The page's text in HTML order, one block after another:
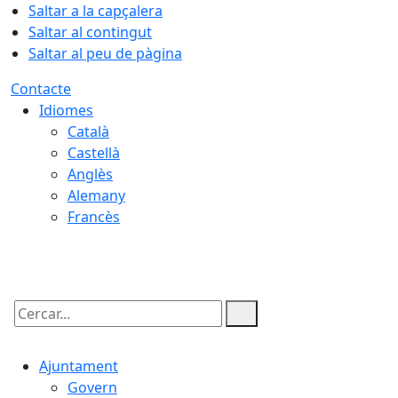
Saltar a la capçalera
Saltar al contingut
Saltar al peu de pàgina
Contacte
Idiomes
Català
Castellà
Anglès
Alemany
Francès
Cercar:
Ajuntament
Govern